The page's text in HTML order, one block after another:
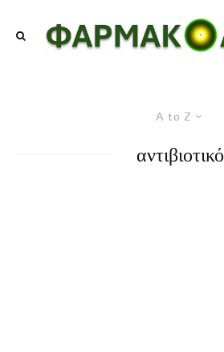
A to Z
αντιβιοτικό